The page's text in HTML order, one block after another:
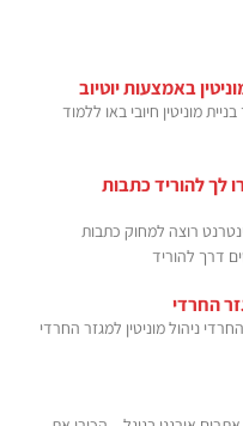
באמצעות יוטיוב
מוניטין חיובי באו ללמוד
לך להוריד כתבות
רוצה למחוק כתבות
דרך להוריד
החרדי
ניהול מוניטין למגזר החרדי